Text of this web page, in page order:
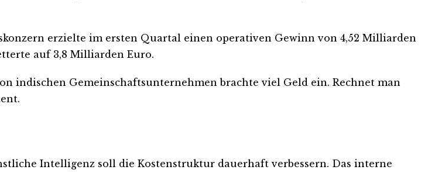
erzielte im ersten Quartal einen operativen Gewinn von 4,52 Milliarden
auf 3,8 Milliarden Euro.
indischen Gemeinschaftsunternehmen brachte viel Geld ein. Rechnet man
Intelligenz soll die Kostenstruktur dauerhaft verbessern. Das interne